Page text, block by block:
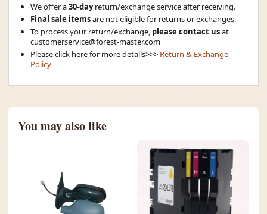
We offer a30-dayreturn/exchange service after receiving.
Final sale itemsare not eligible for returns or exchanges.
To process your return/exchange, please contact usat
customerservice@forest-master.com
Please click here for more details>>> Return & Exchange
Policy
You may also like